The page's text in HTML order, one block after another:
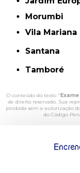
Morumbi
Vila Mariana
Santana
Tamboré
O conteúdo do texto "
de direito reservado. Sua
proibida sem a autorização
do Código